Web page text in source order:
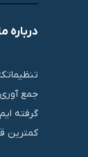
درباره
جمع
گرفته
کمترین